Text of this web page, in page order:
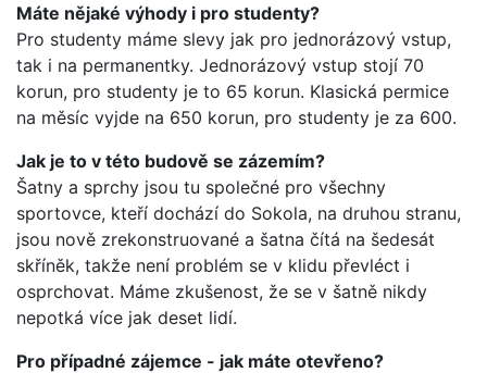
Máte nějaké výhody i pro studenty?
Pro studenty máme slevy jak pro jednorázový vstup,
tak i na permanentky. Jednorázový vstup stojí 70
korun, pro studenty je to 65 korun. Klasická permice
na měsíc vyjde na 650 korun, pro studenty je za 600.
Jak je to v této budově se zázemím?
Šatny a sprchy jsou tu společné pro všechny
sportovce, kteří dochází do Sokola, na druhou stranu,
jsou nově zrekonstruované a šatna čítá na šedesát
skříněk, takže není problém se v klidu převléct i
osprchovat. Máme zkušenost, že se v šatně nikdy
nepotká více jak deset lidí.
Pro případné zájemce - jak máte otevřeno?